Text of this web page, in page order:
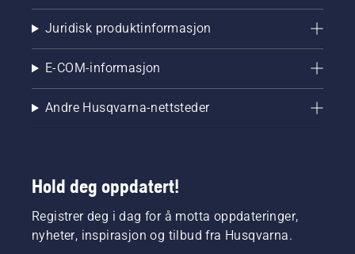
Juridisk produktinformasjon
E-COM-informasjon
Andre Husqvarna-nettsteder
Hold deg oppdatert!
Registrer deg i dag for å motta oppdateringer,
nyheter, inspirasjon og tilbud fra Husqvarna.